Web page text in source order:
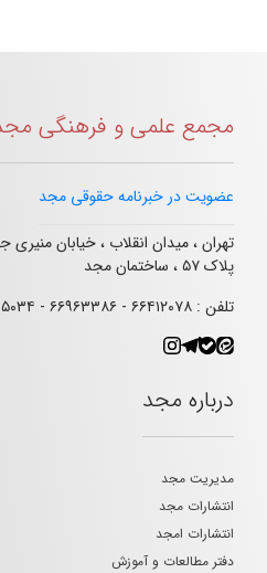
مجمع علمی و فرهنگی
عضویت در خبرنامه حقوقی مجد
تهران ، میدان انقلاب ، خیابان منیری
پلاک ۵۷ ، ساختمان مجد
تلفن : ۶۶۴۱۲۰۷۸ - ۶۶۹۶۳۳۸۶ - ۰۲۱۶۶۴۹۵۰۳۴
درباره مجد
مدیریت مجد
انتشارات مجد
انتشارات امجد
دفتر مطالعات و آموزش